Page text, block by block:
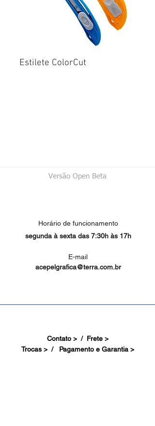
Estilete ColorCut
Versão Open Beta
Horário de funcionamento
segunda à sexta das 7:30h às 17h
E-mail
acepelgrafica@terra.com.br
Contato > / Frete >
Trocas > / Pagamento e Garantia >